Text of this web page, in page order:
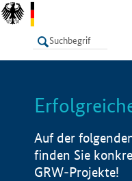
LISTE
Auf der
finden Sie
GRW-Projekte!